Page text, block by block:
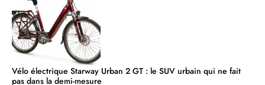
Vélo électrique Starway Urban 2 GT : le SUV urbain qui ne fait
pas dans la demi-mesure